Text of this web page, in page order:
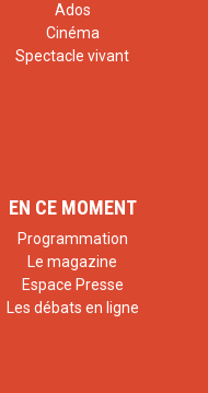
Ados
Cinéma
Spectacle vivant
EN CE MOMENT
Programmation
Le magazine
Espace Presse
Les débats en ligne